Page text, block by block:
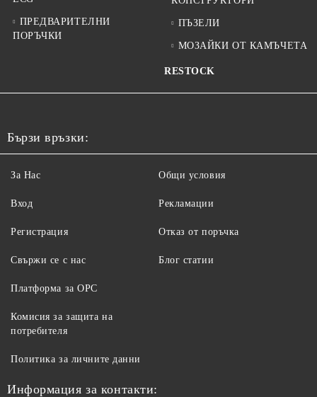
ПРЕДВАРИТЕЛНИ
ПОРЪЧКИ
ПЪЗЕЛИ
МОЗАЙКИ ОТ КАМЪЧЕТА
RESTOCK
Бързи връзки:
За Нас
Вход
Регистрация
Свържи се с нас
Общи условия
Рекламации
Отказ от поръчка
Блог статии
Платформа за ОРС
Комисия за защита на
потребителя
Политика за личните данни
Информация за контакти: